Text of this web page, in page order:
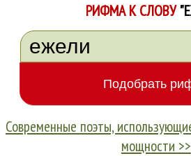
РИФМА К СЛОВУ
Современные поэты,
мощности >>